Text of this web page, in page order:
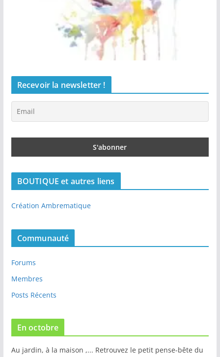
Recevoir la newsletter !
BOUTIQUE et autres liens
Création Ambrematique
Communauté
Forums
Membres
Posts Récents
En octobre
Au jardin, à la maison ,... Retrouvez le petit pense-bête du